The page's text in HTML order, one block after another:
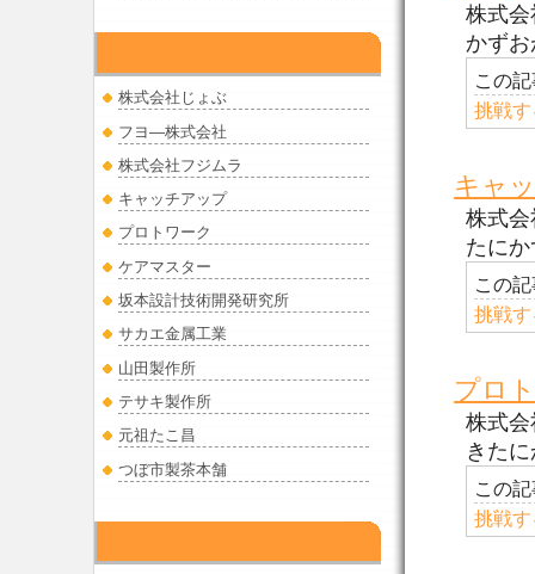
株式
かず
この
挑戦
キャ
株式
たに
この
挑戦
プロ
株式
きた
この
挑戦
株式会社じょぶ
フヨ―株式会社
株式会社フジムラ
キャッチアップ
プロトワーク
ケアマスター
坂本設計技術開発研究所
サカエ金属工業
山田製作所
テサキ製作所
元祖たこ昌
つぼ市製茶本舗